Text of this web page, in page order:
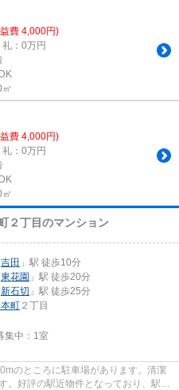
費 4,000円)
：0万円
費 4,000円)
：0万円
２丁目のマンション
吉田 」駅 徒歩10分
東花園 」駅 徒歩20分
新石切 」駅 徒歩25分
町 ２丁目
中： 1室
のところに駐車場があります。清潔
好評の駅近物件となっており、駅よ